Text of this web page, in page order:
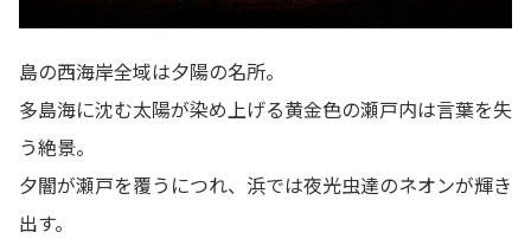
島の西海岸全域は夕陽の名所。
多島海に沈む太陽が染め上げる黄金色の瀬戸内は言葉を失
う絶景。
夕闇が瀬戸を覆うにつれ、浜では夜光虫達のネオンが輝き
出す。